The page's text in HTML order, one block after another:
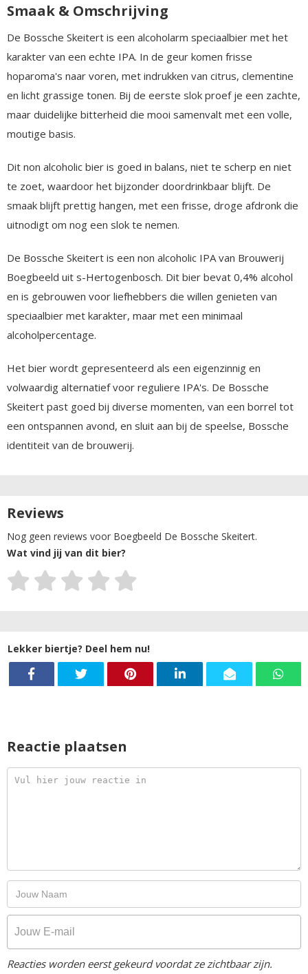
Smaak & Omschrijving
De Bossche Skeitert is een alcoholarm speciaalbier met het
karakter van een echte IPA. In de geur komen frisse
hoparoma's naar voren, met indrukken van citrus, clementine
en licht grassige tonen. Bij de eerste slok proef je een zachte,
maar duidelijke bitterheid die mooi samenvalt met een volle,
moutige basis.
Dit non alcoholic bier is goed in balans, niet te scherp en niet
te zoet, waardoor het bijzonder doordrinkbaar blijft. De
smaak blijft prettig hangen, met een frisse, droge afdronk die
uitnodigt om nog een slok te nemen.
De Bossche Skeitert is een non alcoholic IPA van Brouwerij
Boegbeeld uit s-Hertogenbosch. Dit bier bevat 0,4% alcohol
en is gebrouwen voor liefhebbers die willen genieten van
speciaalbier met karakter, maar met een minimaal
alcoholpercentage.
Het bier wordt gepresenteerd als een eigenzinnig en
volwaardig alternatief voor reguliere IPA's. De Bossche
Skeitert past goed bij diverse momenten, van een borrel tot
een ontspannen avond, en sluit aan bij de speelse, Bossche
identiteit van de brouwerij.
Reviews
Nog geen reviews voor Boegbeeld De Bossche Skeitert.
Wat vind jij van dit bier?
Lekker biertje? Deel hem nu!
Reactie plaatsen
Reacties worden eerst gekeurd voordat ze zichtbaar zijn.